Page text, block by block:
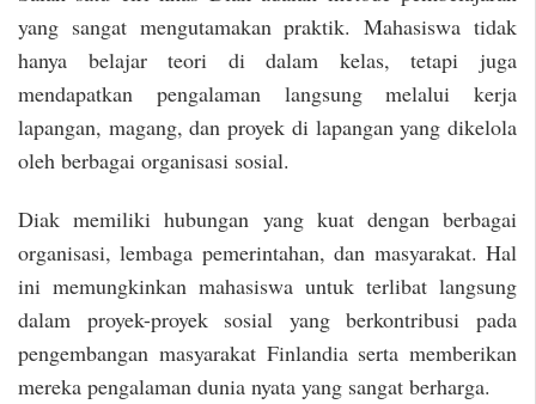
yang sangat mengutamakan praktik. Mahasiswa tidak
hanya belajar teori di dalam kelas, tetapi juga
mendapatkan pengalaman langsung melalui kerja
lapangan, magang, dan proyek di lapangan yang dikelola
oleh berbagai organisasi sosial.
Diak memiliki hubungan yang kuat dengan berbagai
organisasi, lembaga pemerintahan, dan masyarakat. Hal
ini memungkinkan mahasiswa untuk terlibat langsung
dalam proyek-proyek sosial yang berkontribusi pada
pengembangan masyarakat Finlandia serta memberikan
mereka pengalaman dunia nyata yang sangat berharga.